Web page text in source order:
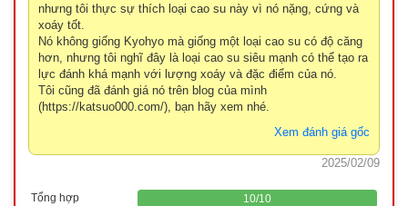
nhưng tôi thực sự thích loại cao su này vì nó nặng, cứng và
xoáy tốt.
Nó không giống Kyohyo mà giống một loại cao su có độ căng
hơn, nhưng tôi nghĩ đây là loại cao su siêu mạnh có thể tạo ra
lực đánh khá mạnh với lượng xoáy và đặc điểm của nó.
Tôi cũng đã đánh giá nó trên blog của mình
(https://katsuo000.com/), bạn hãy xem nhé.
Xem đánh giá gốc
2025/02/09
Tổng hợp 10/10